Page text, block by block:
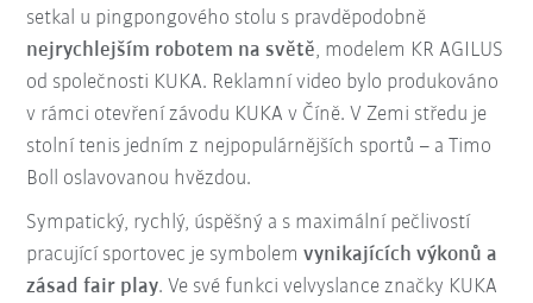
setkal u pingpongového stolu s pravděpodobně
nejrychlejším robotem na světě, modelem KR AGILUS
od společnosti KUKA. Reklamní video bylo produkováno
v rámci otevření závodu KUKA v Číně. V Zemi středu je
stolní tenis jedním z nejpopulárnějších sportů – a Timo
Boll oslavovanou hvězdou.
Sympatický, rychlý, úspěšný a s maximální pečlivostí
pracující sportovec je symbolemvynikajících výkonů a
zásad fair play. Ve své funkci velvyslance značky KUKA